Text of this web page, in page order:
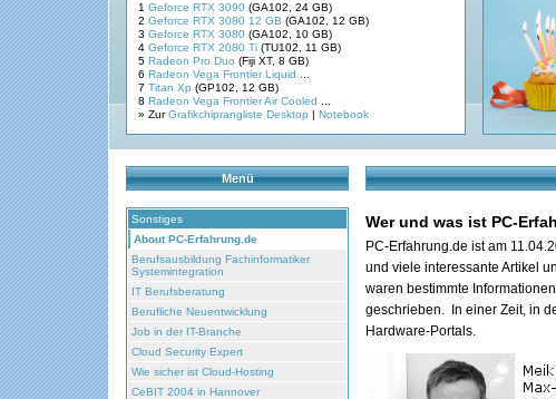
1 Geforce RTX 3090 (GA102, 24 GB)
2 Geforce RTX 3080 12 GB (GA102, 12 GB)
3 Geforce RTX 3080 (GA102, 10 GB)
4 Geforce RTX 2080 Ti (TU102, 11 GB)
5 Radeon Pro Duo (Fiji XT, 8 GB)
6 Radeon Vega Frontier Liquid
7 Titan Xp (GP102, 12 GB)
8 Radeon Vega Frontier Air Cooled
» ZurGrafikchiprangliste Desktop | Notebook
Menü
Sonstiges
About PC-Erfahrung.de
Berufsausbildung Fachinformatiker
Systemintegration
IT Berufsberatung
Berufliche Neuentwicklung
Job in der IT-Branche
Cloud Security Expert
Wie sicher ist Cloud-Hosting
CeBIT 2004 in Hannover
Wer und was ist PC-
PC-Erfahrung.de ist am
und viele interessante Artikel
waren bestimmte
geschrieben. In einer Zeit, in
Hardware-Portals.